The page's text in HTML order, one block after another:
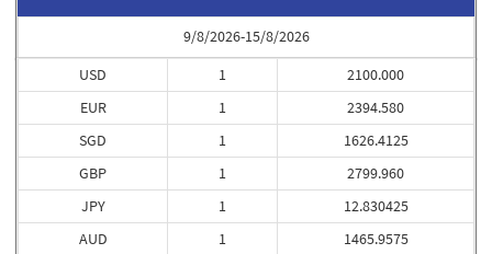
9/8/2026-15/8/2026
USD
EUR
SGD
GBP
JPY
AUD
1
1
1
1
1
1
2100.000
2394.580
1626.4125
2799.960
12.830425
1465.9575